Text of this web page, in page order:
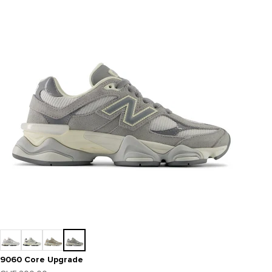
9060 Core Upgrade